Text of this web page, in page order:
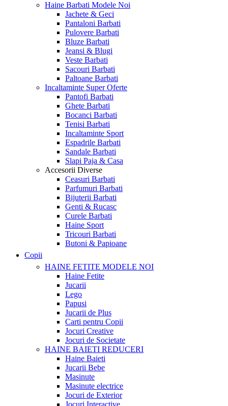
Haine Barbati Modele Noi
Jachete & Geci
Pantaloni Barbati
Pulovere Barbati
Bluze Barbati
Jeansi & Blugi
Veste Barbati
Sacouri Barbati
Paltoane Barbati
Incaltaminte Super Oferte
Pantofi Barbati
Ghete Barbati
Bocanci Barbati
Tenisi Barbati
Incaltaminte Sport
Espadrile Barbati
Sandale Barbati
Slapi Paja & Casa
Accesorii Diverse
Ceasuri Barbati
Parfumuri Barbati
Bijuterii Barbati
Genti & Rucasc
Curele Barbati
Haine Sport
Tricouri Barbati
Butoni & Papioane
Copii
HAINE FETITE MODELE NOI
Haine Fetite
Jucarii
Lego
Papusi
Jucarii de Plus
Carti pentru Copii
Jocuri Creative
Jocuri de Societate
HAINE BAIETI REDUCERI
Haine Baieti
Jucarii Bebe
Masinute
Masinute electrice
Jocuri de Exterior
Jocuri Interactive